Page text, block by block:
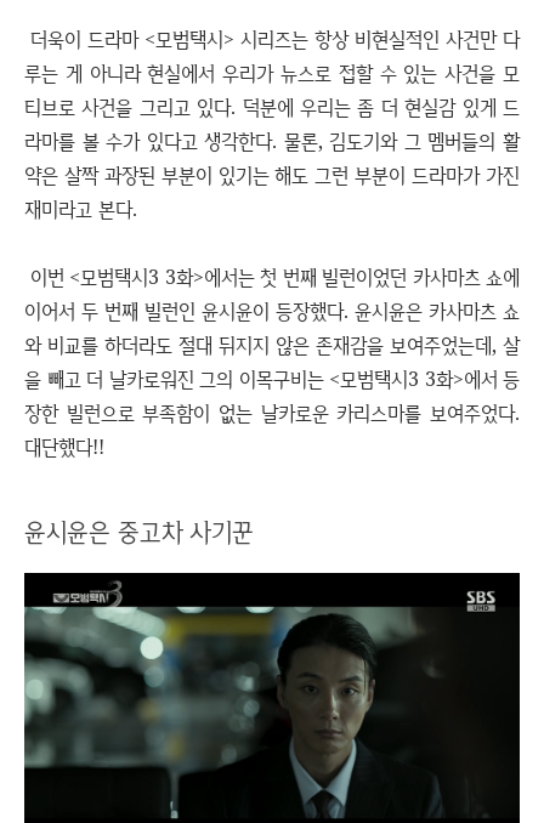
더욱이 드라마 <모범택시> 시리즈는 항상 비현실적인 사건만 다
루는 게 아니라 현실에서 우리가 뉴스로 접할 수 있는 사건을 모
티브로 사건을 그리고 있다. 덕분에 우리는 좀 더 현실감 있게 드
라마를 볼 수가 있다고 생각한다. 물론, 김도기와 그 멤버들의 활
약은 살짝 과장된 부분이 있기는 해도 그런 부분이 드라마가 가진
재미라고 본다.
이번 <모범택시3 3화>에서는 첫 번째 빌런이었던 카사마츠 쇼에
이어서 두 번째 빌런인 윤시윤이 등장했다. 윤시윤은 카사마츠 쇼
와 비교를 하더라도 절대 뒤지지 않은 존재감을 보여주었는데, 살
을 빼고 더 날카로워진 그의 이목구비는 <모범택시3 3화>에서 등
장한 빌런으로 부족함이 없는 날카로운 카리스마를 보여주었다.
대단했다!!
윤시윤은 중고차 사기꾼